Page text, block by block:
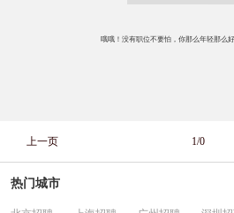
哦哦！没有职位不要怕，你那么年轻那么
上一页 1/0
热门城市